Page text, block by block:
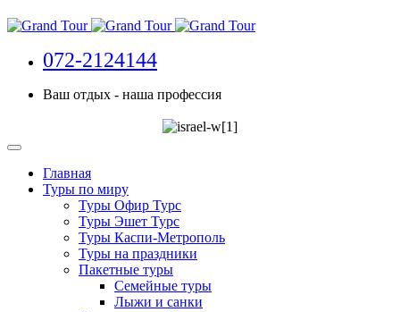
072-2124144
Ваш отдых - наша профессия
Главная
Туры по миру
Туры Офир Турс
Туры Эшет Турс
Туры Каспи-Метрополь
Туры на праздники
Пакетные туры
Семейные туры
Лыжи и санки